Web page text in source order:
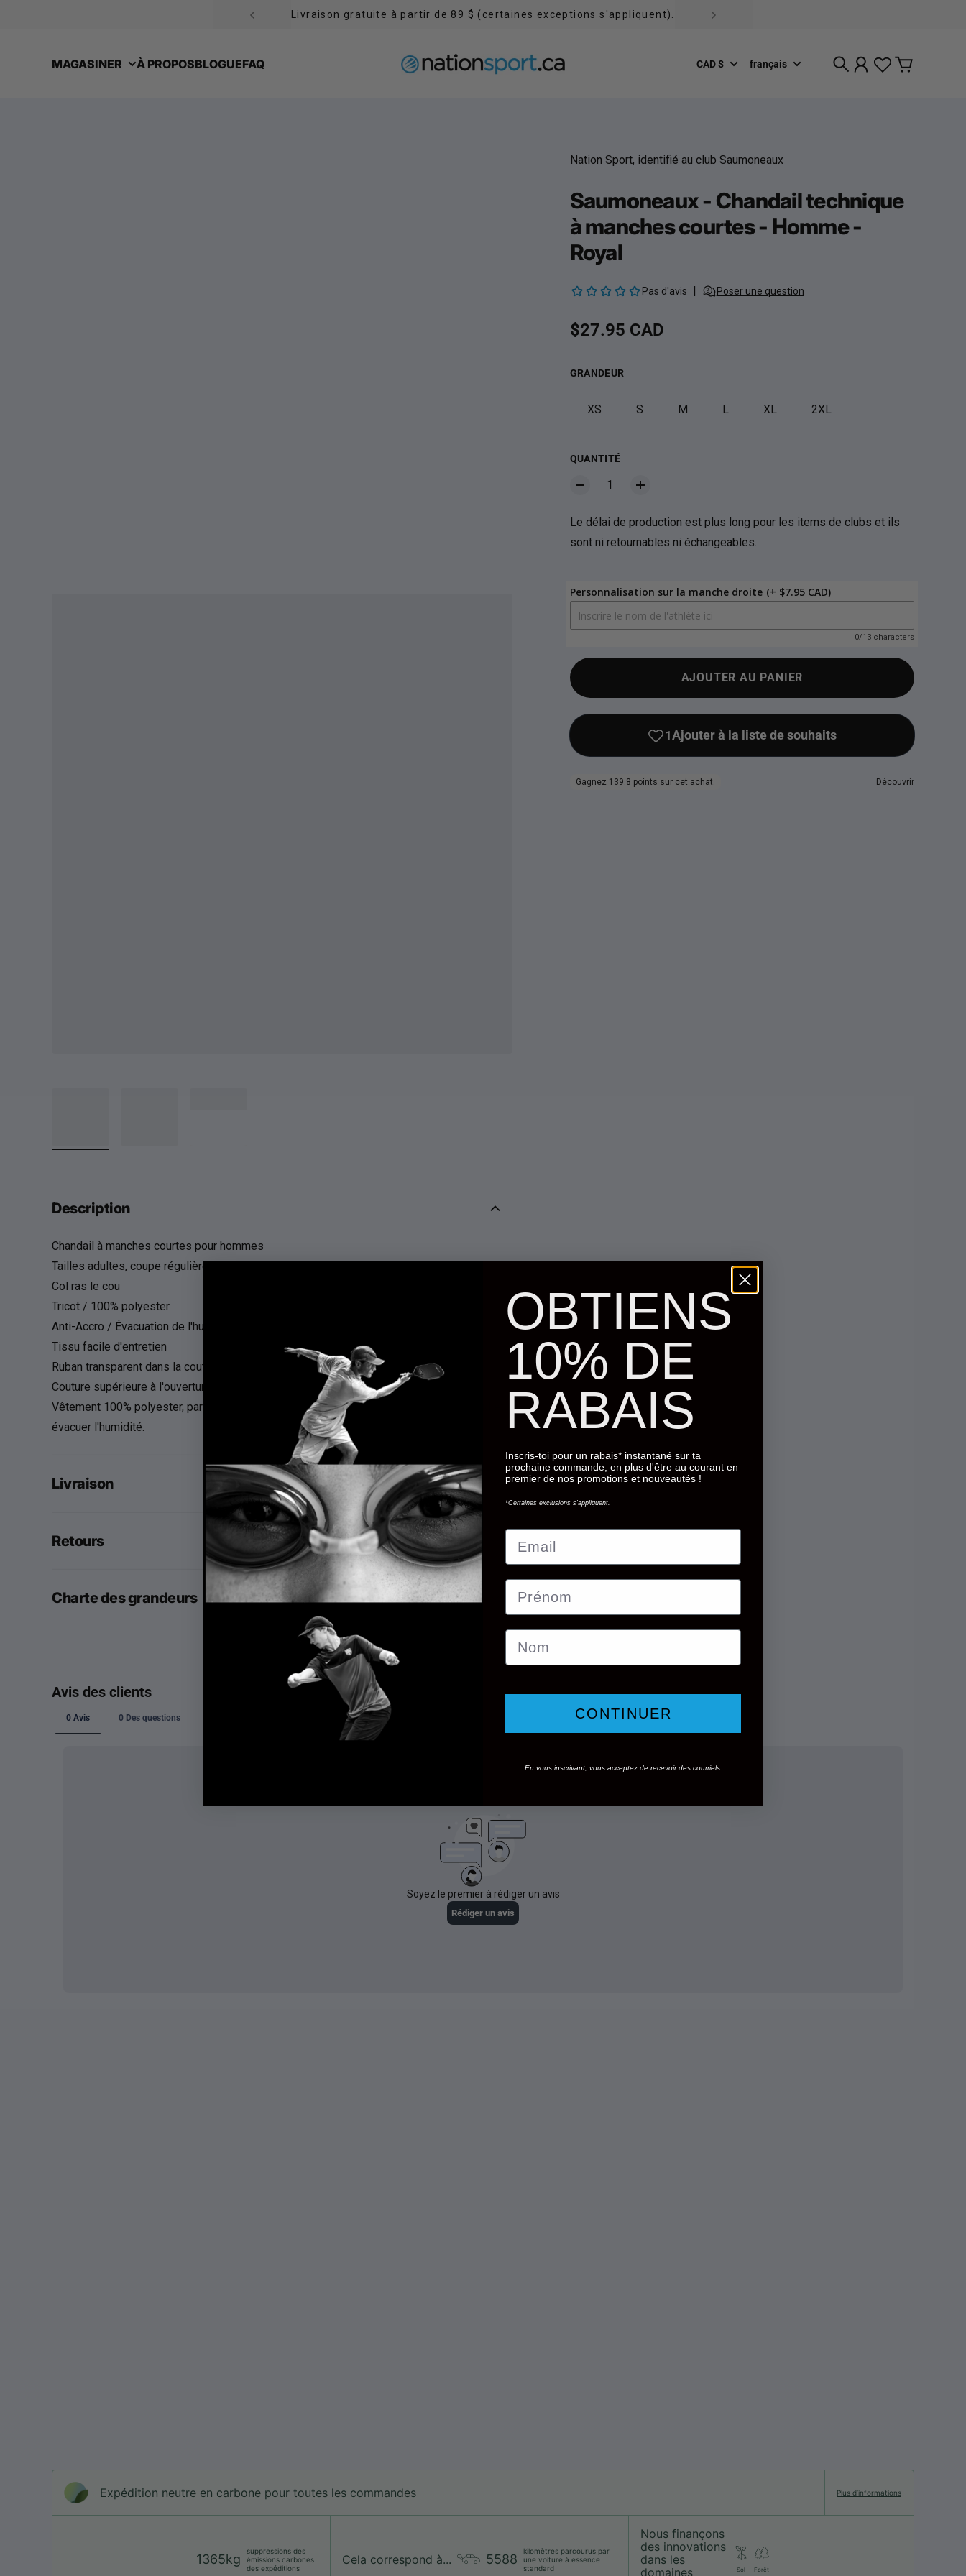
Obtenez 10% de rabais en vous inscrivant à notre infolettre
MAGASINER À PROPOSBLOGUEFAQ CAD $ français
Recherche
Compte Panier
Nation Sport, identifié au club Saumoneaux
Saumoneaux - Chandail technique
à manches courtes - Homme -
Royal
Prix habituel
$27.95 CAD
GRANDEUR
XS S M L XL 2XL
QUANTITÉ
Le délai de production est plus long pour les items de clubs et ils
sont ni retournables ni échangeables.
Personnalisation sur la manche droite (+ $7.95 CAD)
0/13 characters
AJOUTER AU PANIER
Description
Chandail à manches courtes pour hommes
Tailles adultes, coupe régulière
Col ras le cou
Tricot / 100% polyester
Anti-Accro / Évacuation de l'humidité
Tissu facile d'entretien
Ruban transparent dans la couture de l'épaule
Couture supérieure à l'ouverture des manches et à l'ourlet du bas
Vêtement 100% polyester, parfait à porter directement sur la peau, pour garder au chaud et
évacuer l'humidité.
Livraison
Retours
Charte des grandeurs
Expédition neutre en carbone pour toutes les commandes
1365kg
suppressions des
émissions carbones
des expéditions
Cela correspond à... 5588
kilomètres parcourus par
une voiture à essence
standard
Nous finançons
des innovations
dans les
domaines
Sol Forêt
Plus d’informations
OBTIENS
10% DE
RABAIS
Inscris-toi pour un rabais* instantané sur ta
prochaine commande, en plus d'être au courant en
premier de nos promotions et nouveautés !
*Certaines exclusions s'appliquent.
Email
Prénom
Nom
CONTINUER
En vous inscrivant, vous acceptez de recevoir des courriels.